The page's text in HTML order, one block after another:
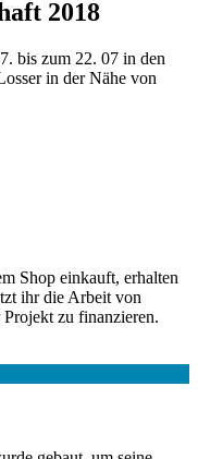
2018
bis zum 22. 07 in den
in der Nähe von
Shop einkauft, erhalten
ihr die Arbeit von
zu finanzieren.